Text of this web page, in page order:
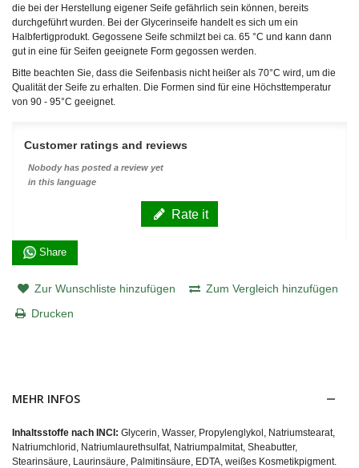
die bei der Herstellung eigener Seife gefährlich sein können, bereits
durchgeführt wurden. Bei der Glycerinseife handelt es sich um ein
Halbfertigprodukt. Gegossene Seife schmilzt bei ca. 65 °C und kann dann
gut in eine für Seifen geeignete Form gegossen werden.
Bitte beachten Sie, dass die Seifenbasis nicht heißer als 70°C wird, um die
Qualität der Seife zu erhalten. Die Formen sind für eine Höchsttemperatur
von 90 - 95°C geeignet.
Customer ratings and reviews
Nobody has posted a review yet
in this language
Rate it
Share
Zur Wunschliste hinzufügen
Zum Vergleich hinzufügen
Drucken
MEHR INFOS
Inhaltsstoffe nach INCI: Glycerin, Wasser, Propylenglykol, Natriumstearat,
Natriumchlorid, Natriumlaurethsulfat, Natriumpalmitat, Sheabutter,
Stearinsäure, Laurinsäure, Palmitinsäure, EDTA, weißes Kosmetikpigment.